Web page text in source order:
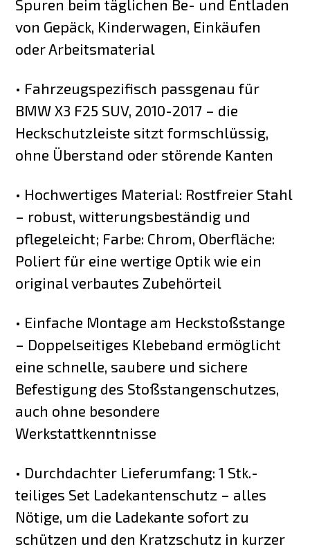
Spuren beim täglichen Be- und Entladen
von Gepäck, Kinderwagen, Einkäufen
oder Arbeitsmaterial
• Fahrzeugspezifisch passgenau für
BMW X3 F25 SUV, 2010-2017 – die
Heckschutzleiste sitzt formschlüssig,
ohne Überstand oder störende Kanten
• Hochwertiges Material: Rostfreier Stahl
– robust, witterungsbeständig und
pflegeleicht; Farbe: Chrom, Oberfläche:
Poliert für eine wertige Optik wie ein
original verbautes Zubehörteil
• Einfache Montage am Heckstoßstange
– Doppelseitiges Klebeband ermöglicht
eine schnelle, saubere und sichere
Befestigung des Stoßstangenschutzes,
auch ohne besondere
Werkstattkenntnisse
• Durchdachter Lieferumfang: 1 Stk.-
teiliges Set Ladekantenschutz – alles
Nötige, um die Ladekante sofort zu
schützen und den Kratzschutz in kurzer